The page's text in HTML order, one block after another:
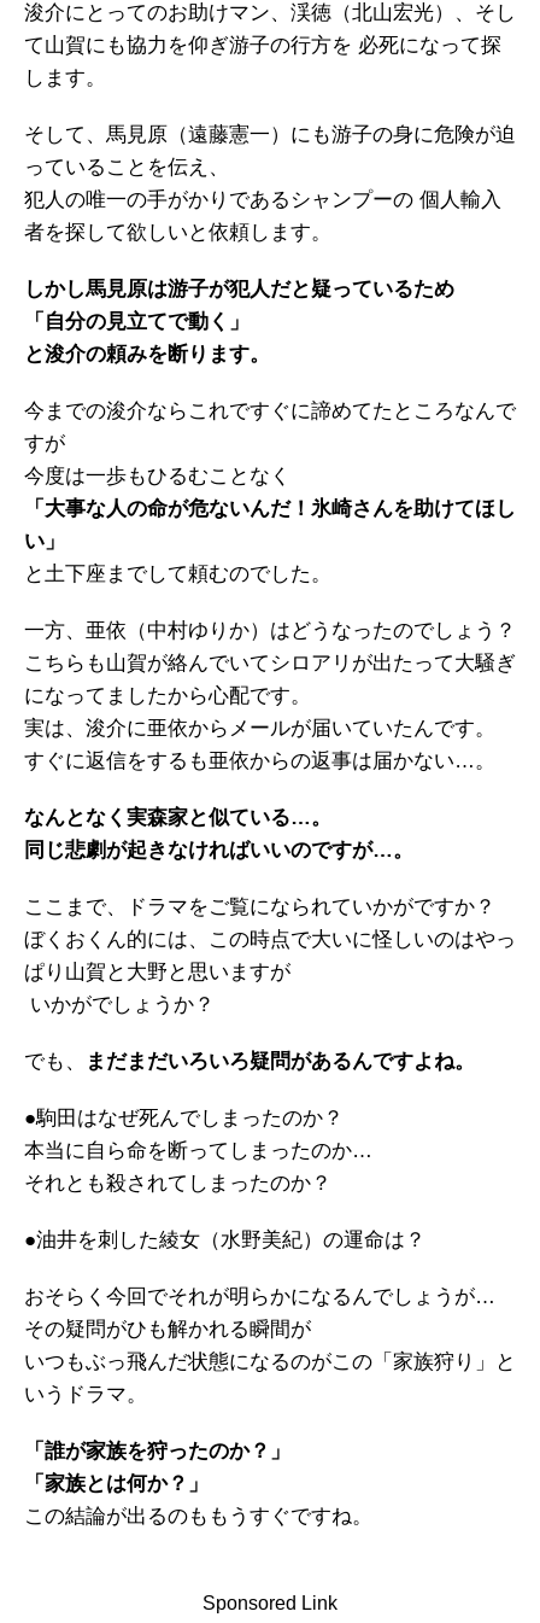
浚介にとってのお助けマン、渓徳（北山宏光）、そし
て山賀にも協力を仰ぎ游子の行方を 必死になって探
します。
そして、馬見原（遠藤憲一）にも游子の身に危険が迫
っていることを伝え、
犯人の唯一の手がかりであるシャンプーの 個人輸入
者を探して欲しいと依頼します。
しかし馬見原は游子が犯人だと疑っているため
「自分の見立てで動く」
と浚介の頼みを断ります。
今までの浚介ならこれですぐに諦めてたところなんで
すが
今度は一歩もひるむことなく
「大事な人の命が危ないんだ！氷崎さんを助けてほし
い」
と土下座までして頼むのでした。
一方、亜依（中村ゆりか）はどうなったのでしょう？
こちらも山賀が絡んでいてシロアリが出たって大騒ぎ
になってましたから心配です。
実は、浚介に亜依からメールが届いていたんです。
すぐに返信をするも亜依からの返事は届かない…。
なんとなく実森家と似ている…。
同じ悲劇が起きなければいいのですが…。
ここまで、ドラマをご覧になられていかがですか？
ぼくおくん的には、この時点で大いに怪しいのはやっ
ぱり山賀と大野と思いますが
いかがでしょうか？
でも、 まだまだいろいろ疑問があるんですよね。
●駒田はなぜ死んでしまったのか？
本当に自ら命を断ってしまったのか…
それとも殺されてしまったのか？
●油井を刺した綾女（水野美紀）の運命は？
おそらく今回でそれが明らかになるんでしょうが…
その疑問がひも解かれる瞬間が
いつもぶっ飛んだ状態になるのがこの「家族狩り」と
いうドラマ。
「誰が家族を狩ったのか？」
「家族とは何か？」
この結論が出るのももうすぐですね。
Sponsored Link